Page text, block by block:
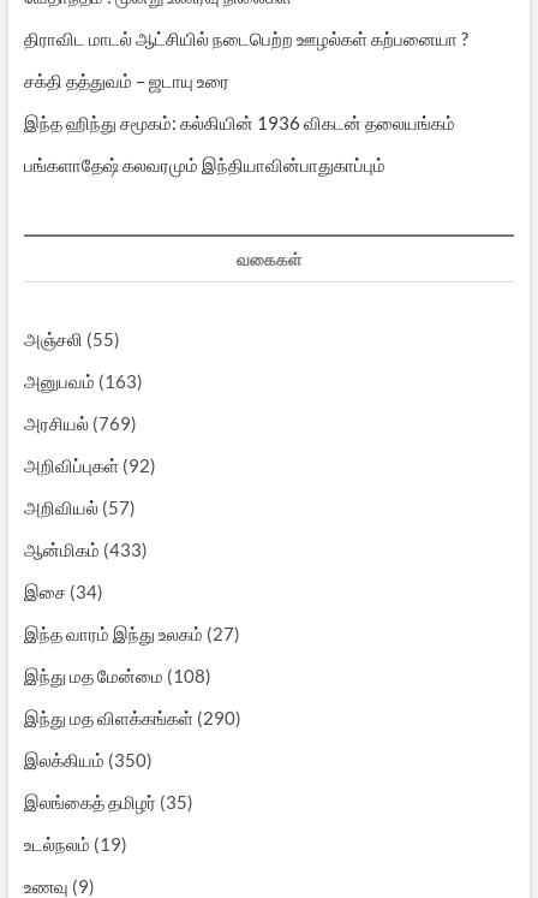
திராவிட மாடல் ஆட்சியில் நடைபெற்ற ஊழல்கள் கற்பனையா ?
சக்தி தத்துவம் – ஜடாயு உரை
இந்த ஹிந்து சமூகம்: கல்கியின் 1936 விகடன் தலையங்கம்
பங்களாதேஷ் கலவரமும் இந்தியாவின்பாதுகாப்பும்
வகைகள்
அஞ்சலி (55)
அனுபவம் (163)
அரசியல்(769)
அறிவிப்புகள்(92)
அறிவியல்(57)
ஆன்மிகம் (433)
இசை(34)
இந்த வாரம் இந்து உலகம் (27)
இந்து மத மேன்மை (108)
இந்து மத விளக்கங்கள்(290)
இலக்கியம் (350)
இலங்கைத் தமிழர் (35)
உடல்நலம் (19)
உணவு (9)